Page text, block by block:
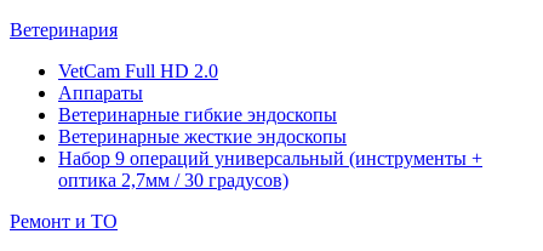
Ветеринария
VetCam Full HD 2.0
Аппараты
Ветеринарные гибкие эндоскопы
Ветеринарные жесткие эндоскопы
Набор 9 операций универсальный (инструменты +
оптика 2,7мм / 30 градусов)
Ремонт и ТО